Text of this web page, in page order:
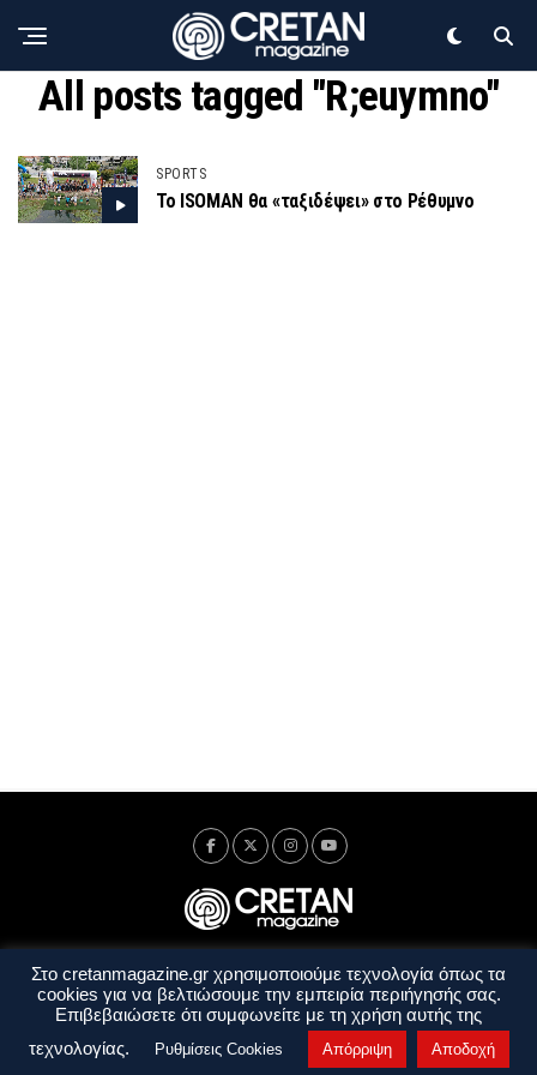
All posts tagged "R;euymno"
SPORTS
Το ISOMAN θα «ταξιδέψει» στο Ρέθυμνο
Ταυτότητα Πολιτική Απορρήτου
Όροι Χρήσης
Όροι και Προϋποθέσεις
Στο cretanmagazine.gr χρησιμοποιούμε τεχνολογία όπως τα
cookies για να βελτιώσουμε την εμπειρία περιήγησής σας.
Επιβεβαιώσετε ότι συμφωνείτε με τη χρήση αυτής της
τεχνολογίας.
Ρυθμίσεις Cookies Απόρριψη Αποδοχή